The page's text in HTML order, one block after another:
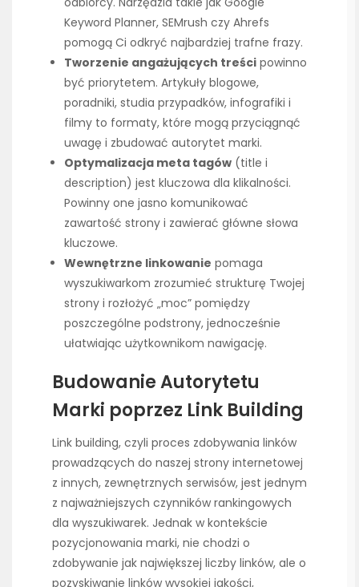
Keyword Planner, SEMrush czy Ahrefs
pomogą Ci odkryć najbardziej trafne frazy.
Tworzenie angażujących treści powinno
być priorytetem. Artykuły blogowe,
poradniki, studia przypadków, infografiki i
filmy to formaty, które mogą przyciągnąć
uwagę i zbudować autorytet marki.
Optymalizacja meta tagów (title i
description) jest kluczowa dla klikalności.
Powinny one jasno komunikować
zawartość strony i zawierać główne słowa
kluczowe.
Wewnętrzne linkowanie pomaga
wyszukiwarkom zrozumieć strukturę Twojej
strony i rozłożyć „moc” pomiędzy
poszczególne podstrony, jednocześnie
ułatwiając użytkownikom nawigację.
Budowanie Autorytetu
Marki poprzez Link Building
Link building, czyli proces zdobywania linków
prowadzących do naszej strony internetowej
z innych, zewnętrznych serwisów, jest jednym
z najważniejszych czynników rankingowych
dla wyszukiwarek. Jednak w kontekście
pozycjonowania marki, nie chodzi o
zdobywanie jak największej liczby linków, ale o
pozyskiwanie linków wysokiej jakości,